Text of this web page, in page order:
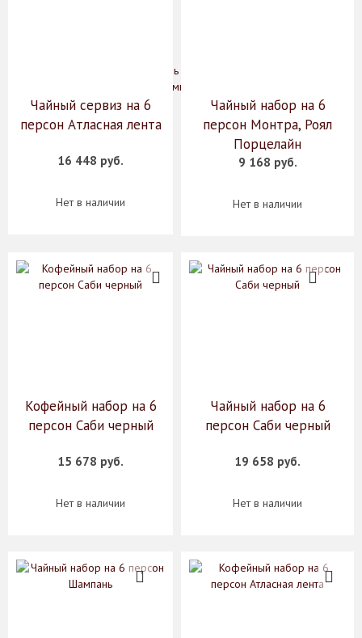
Эмалированная сталь
Аксессуары для ванной комнаты
О нас
Производители
Скидки
Гарантии
Чайный сервиз на 6
персон Атласная лента
16 448 руб.
Нет в наличии
Чайный набор на 6
персон Монтра, Роял
Порцелайн
9 168 руб.
Нет в наличии
Кофейный набор на 6
персон Саби черный
15 678 руб.
Нет в наличии
Чайный набор на 6
персон Саби черный
19 658 руб.
Нет в наличии